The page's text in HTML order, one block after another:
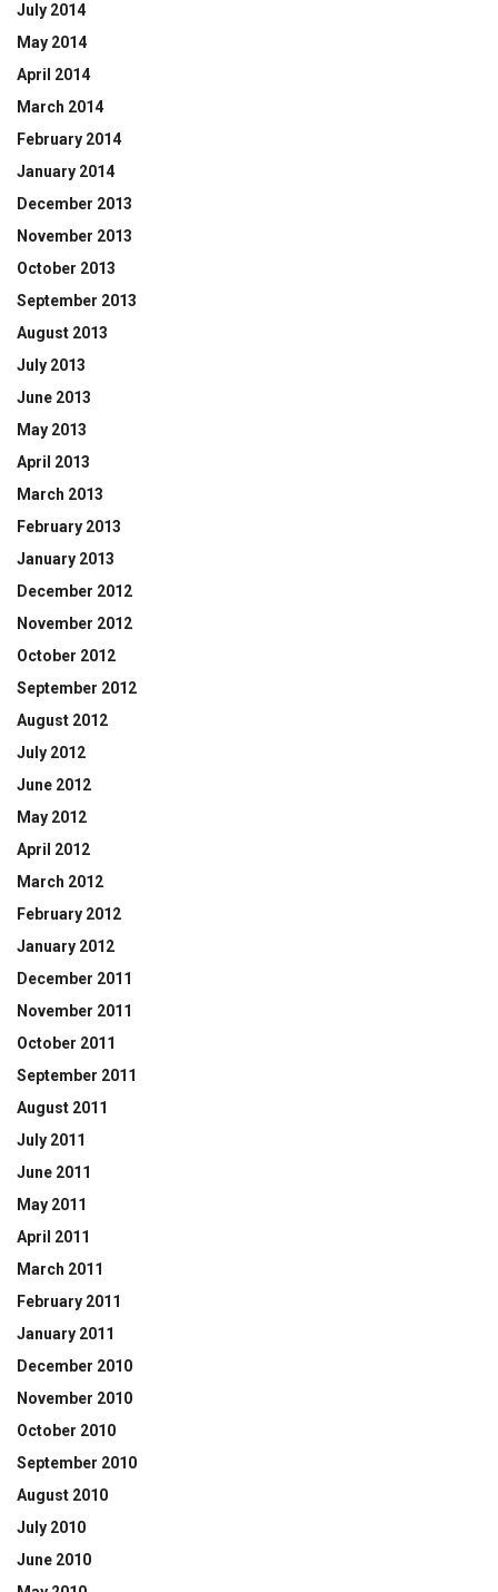
July 2014
May 2014
April 2014
March 2014
February 2014
January 2014
December 2013
November 2013
October 2013
September 2013
August 2013
July 2013
June 2013
May 2013
April 2013
March 2013
February 2013
January 2013
December 2012
November 2012
October 2012
September 2012
August 2012
July 2012
June 2012
May 2012
April 2012
March 2012
February 2012
January 2012
December 2011
November 2011
October 2011
September 2011
August 2011
July 2011
June 2011
May 2011
April 2011
March 2011
February 2011
January 2011
December 2010
November 2010
October 2010
September 2010
August 2010
July 2010
June 2010